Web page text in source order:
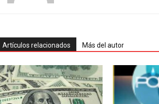
Artículos relacionados Más del autor